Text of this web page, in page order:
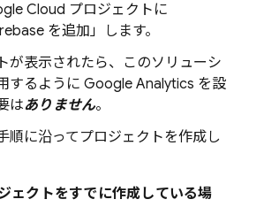
Cloud プロジェクトに
を追加」します。
が表示されたら、このソリューシ
するように Google Analytics を設
はありません。
順に沿ってプロジェクトを作成し
ェクトをすでに作成している場